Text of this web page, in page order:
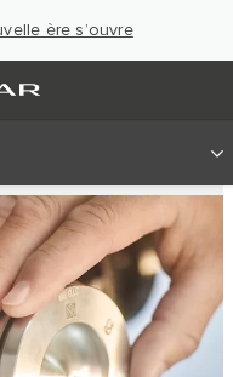
ère s’ouvre